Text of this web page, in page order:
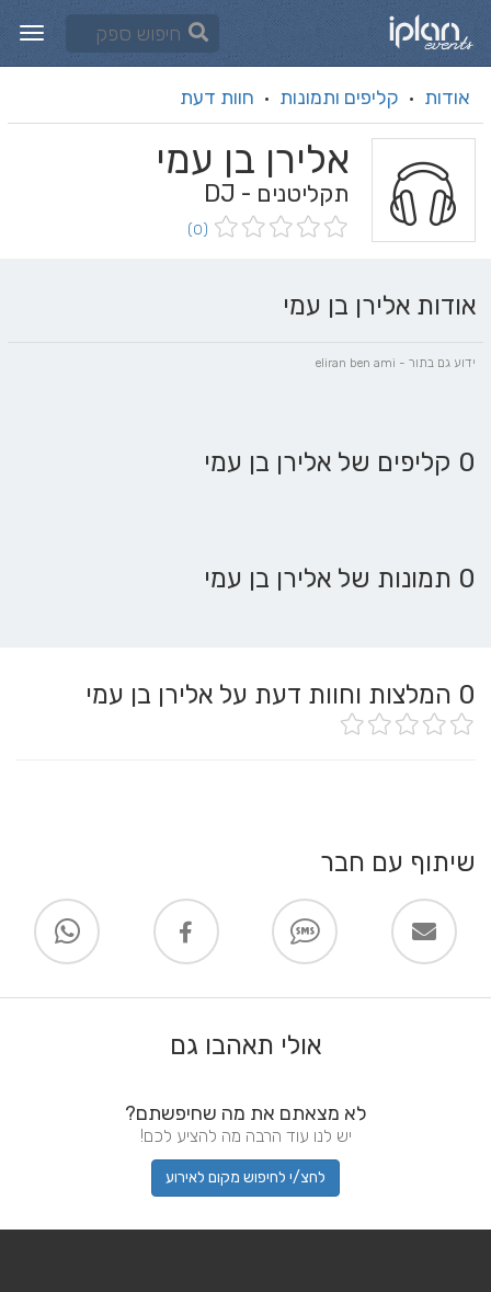
אודות · קליפים ותמונות · חוות דעת
אלירן בן עמי
תקליטנים - DJ
(0)
אודות אלירן בן עמי
ידוע גם בתור - eliran ben ami
0 קליפים של אלירן בן עמי
0 תמונות של אלירן בן עמי
0 המלצות וחוות דעת על אלירן בן עמי
שיתוף עם חבר
אולי תאהבו גם
לא מצאתם את מה שחיפשתם?
יש לנו עוד הרבה מה להציע לכם!
לחצ/י לחיפוש מקום לאירוע